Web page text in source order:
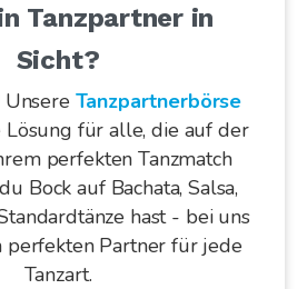
Tanzpartner in
Sicht?
Tanzpartnerbörse
Lösung für alle, die auf der
perfekten Tanzmatch
Bock auf Bachata, Salsa,
hast - bei uns
perfekten Partner für jede
Tanzart.